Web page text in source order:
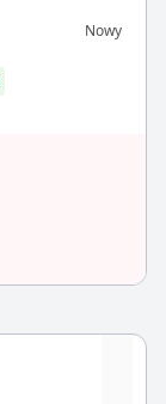
Nowy